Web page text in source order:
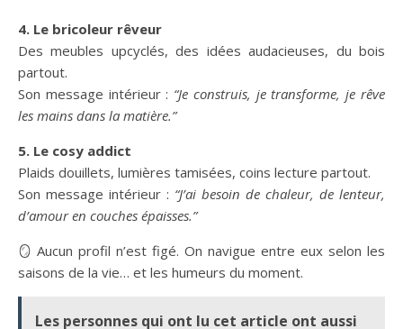
4. Le bricoleur rêveur
Des meubles upcyclés, des idées audacieuses, du bois
partout.
Son message intérieur : “Je construis, je transforme, je rêve
les mains dans la matière.”
5. Le cosy addict
Plaids douillets, lumières tamisées, coins lecture partout.
Son message intérieur : “J’ai besoin de chaleur, de lenteur,
d’amour en couches épaisses.”
🪞 Aucun profil n’est figé. On navigue entre eux selon les
saisons de la vie… et les humeurs du moment.
Les personnes qui ont lu cet article ont aussi